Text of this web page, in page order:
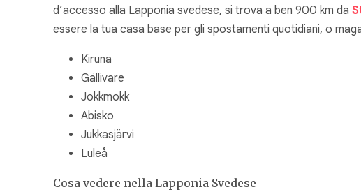
d’accesso alla Lapponia svedese, si trova a ben 900 km da
essere la tua casa base per gli spostamenti quotidiani, o
Kiruna
Gällivare
Jokkmokk
Abisko
Jukkasjärvi
Luleå
Cosa vedere nella Lapponia Svedese